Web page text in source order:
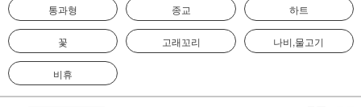
통과형 종교 하트
꽃 고래꼬리 나비,물고기
비휴